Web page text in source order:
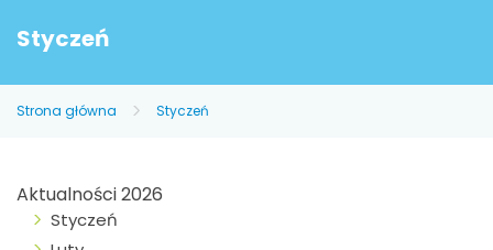
Styczeń
Strona główna Styczeń
Aktualności 2026
Styczeń